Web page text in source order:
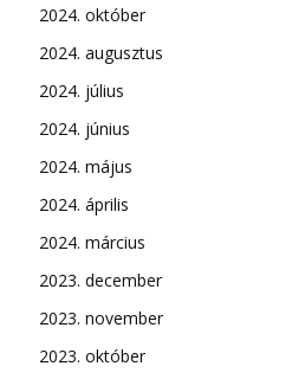
2024. október
2024. augusztus
2024. július
2024. június
2024. május
2024. április
2024. március
2023. december
2023. november
2023. október